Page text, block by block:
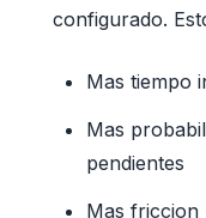
configurado.
Mas tiempo
Mas
pendientes
Mas friccion